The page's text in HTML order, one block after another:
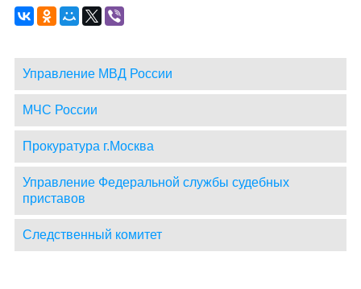
Управление МВД России
МЧС России
Прокуратура г.Москва
Управление Федеральной службы судебных
приставов
Следственный комитет